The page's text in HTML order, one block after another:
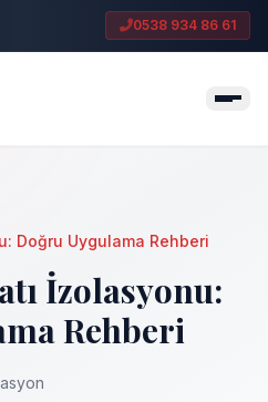
0538 934 86 61
Doğru Uygulama Rehberi
İzolasyonu:
Rehberi